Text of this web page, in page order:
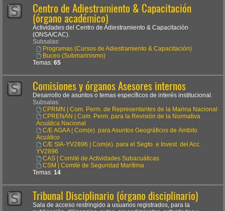
Centro de Adiestramiento & Capacitación
(órgano académico)
Actividades del Centro de Adiestramiento & Capacitación
(ONSA/CAC).
Subsalas:
Programas (Cursos de Adiestramiento & Capacitación)
Buceo (Submarinismo)
Temas: 65
Comisiones y órganos Asesores internos
Desarrollo de asuntos o temas específicos de interés institucional.
Subsalas:
CPRMN | Com. Perm. de Representantes de la Marina Nacional
CPRENAN | Com. Perm. para la Revisión de la Normativa
Acuática Nacional
C/E AGAA | Com(e). para Asuntos Geográficos de Ámbito
Acuático
C/E SIA-YV2896 | Com(e). para el Segto. e Invest. del Acc.
YV2896
CAS | Comité de Actividades Subacuáticas
CSM | Comité de Seguridad Marítima
Temas: 14
Tribunal Disciplinario (órgano disciplinario)
Sala de acceso restringido a usuarios registrados, para la